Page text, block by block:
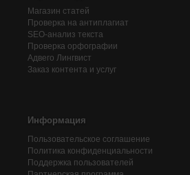
Магазин статей
Проверка на антиплагиат
SEO-анализ текста
Проверка орфографии
Адвего Лингвист
Заказ контента и услуг
Информация
Пользовательское соглашение
Политика конфиденциальности
Поддержка пользователей